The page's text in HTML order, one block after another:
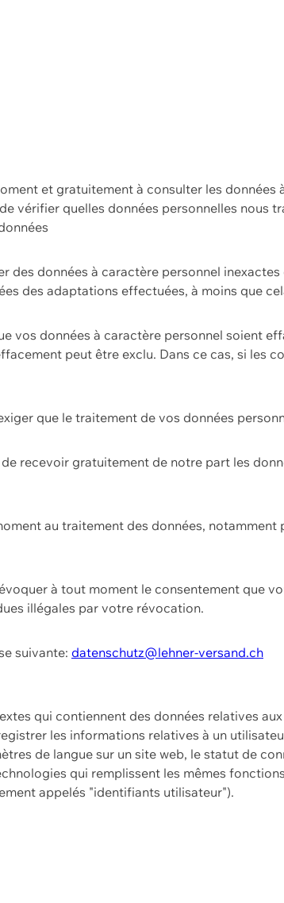
et gratuitement à consulter les
vérifier quelles données personnelles nous
données à caractère personnel
des adaptations effectuées, à moins que
vos données à caractère personnel soient
peut être exclu. Dans ce cas, si les
que le traitement de vos données
recevoir gratuitement de notre part les
au traitement des données,
à tout moment le consentement que
illégales par votre révocation.
suivante: datenschutz@lehner-versand.ch
qui contiennent des données relatives
les informations relatives à un
de langue sur un site web, le statut de
qui remplissent les mêmes
appelés "identifiants utilisateur").